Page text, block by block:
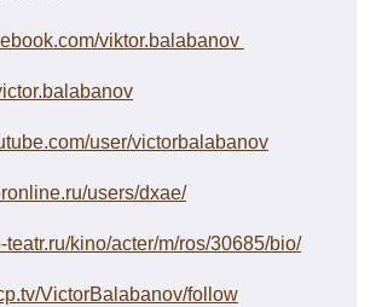
viktor.balabanov
user/victorbalabanov
users/dxae/
teatr.ru/kino/acter/m/ros/30685/bio/
VictorBalabanov/follow